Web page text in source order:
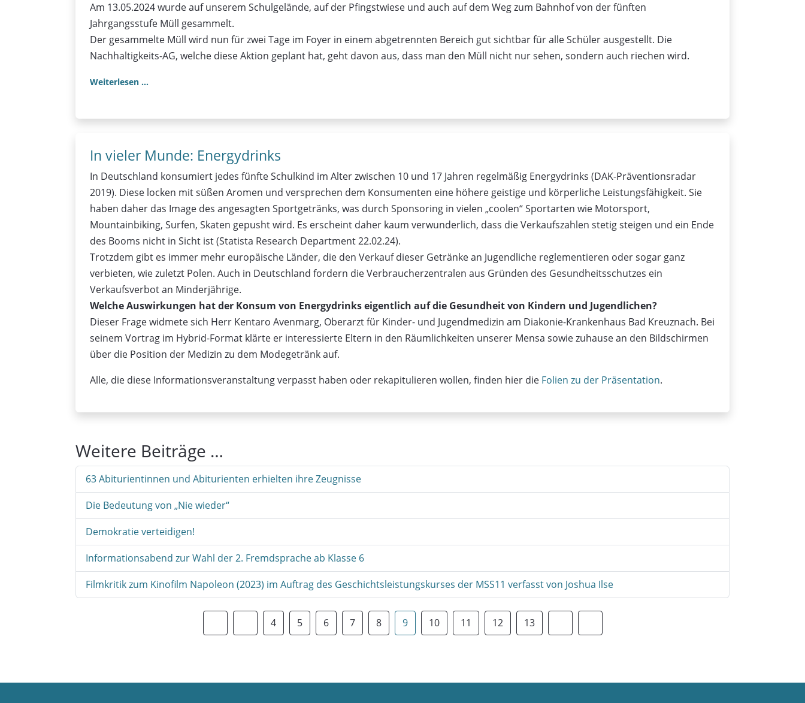
Am 13.05.2024 wurde auf unserem Schulgelände, auf der Pfingstwiese und auch auf dem Weg zum Bahnhof von der fünften
Jahrgangsstufe Müll gesammelt.
Der gesammelte Müll wird nun für zwei Tage im Foyer in einem abgetrennten Bereich gut sichtbar für alle Schüler ausgestellt. Die
Nachhaltigkeits-AG, welche diese Aktion geplant hat, geht davon aus, dass man den Müll nicht nur sehen, sondern auch riechen wird.
Weiterlesen …
In vieler Munde: Energydrinks
In Deutschland konsumiert jedes fünfte Schulkind im Alter zwischen 10 und 17 Jahren regelmäßig Energydrinks (DAK-Präventionsradar
2019). Diese locken mit süßen Aromen und versprechen dem Konsumenten eine höhere geistige und körperliche Leistungsfähigkeit. Sie
haben daher das Image des angesagten Sportgetränks, was durch Sponsoring in vielen „coolen“ Sportarten wie Motorsport,
Mountainbiking, Surfen, Skaten gepusht wird. Es erscheint daher kaum verwunderlich, dass die Verkaufszahlen stetig steigen und ein Ende
des Booms nicht in Sicht ist (Statista Research Department 22.02.24).
Trotzdem gibt es immer mehr europäische Länder, die den Verkauf dieser Getränke an Jugendliche reglementieren oder sogar ganz
verbieten, wie zuletzt Polen. Auch in Deutschland fordern die Verbraucherzentralen aus Gründen des Gesundheitsschutzes ein
Verkaufsverbot an Minderjährige.
Welche Auswirkungen hat der Konsum von Energydrinks eigentlich auf die Gesundheit von Kindern und Jugendlichen?
Dieser Frage widmete sich Herr Kentaro Avenmarg, Oberarzt für Kinder- und Jugendmedizin am Diakonie-Krankenhaus Bad Kreuznach. Bei
seinem Vortrag im Hybrid-Format klärte er interessierte Eltern in den Räumlichkeiten unserer Mensa sowie zuhause an den Bildschirmen
über die Position der Medizin zu dem Modegetränk auf.
Alle, die diese Informationsveranstaltung verpasst haben oder rekapitulieren wollen, finden hier die Folien zu der Präsentation.
Weitere Beiträge …
63 Abiturientinnen und Abiturienten erhielten ihre Zeugnisse
Die Bedeutung von „Nie wieder“
Demokratie verteidigen!
Informationsabend zur Wahl der 2. Fremdsprache ab Klasse 6
Filmkritik zum Kinofilm Napoleon (2023) im Auftrag des Geschichtsleistungskurses der MSS11 verfasst von Joshua Ilse
4 5 6 7 8 9 10 11 12 13